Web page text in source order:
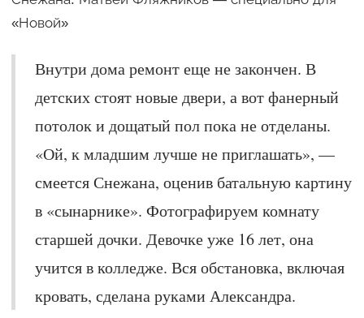
«Новой»
Внутри дома ремонт еще не закончен. В
детских стоят новые двери, а вот фанерный
потолок и дощатый пол пока не отделаны.
«Ой, к младшим лучше не приглашать», —
смеется Снежана, оценив батальную картину
в «сынарнике». Фотографируем комнату
старшей дочки. Девочке уже 16 лет, она
учится в колледже. Вся обстановка, включая
кровать, сделана руками Александра.